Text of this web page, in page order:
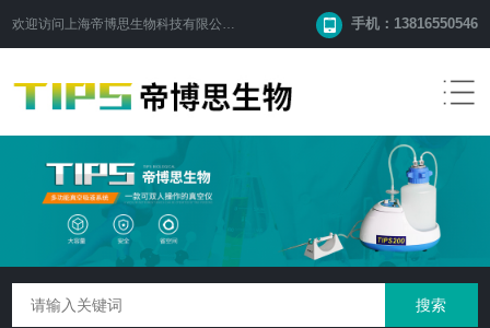
欢迎访问 上海帝博思生物科技有限公司 手机：13816550546